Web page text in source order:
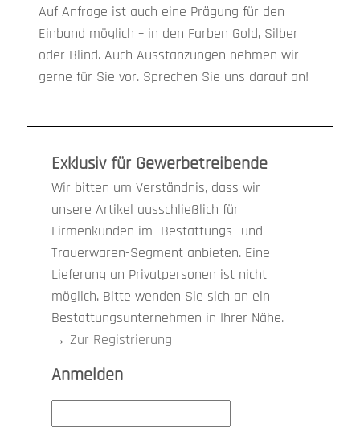
Auf Anfrage ist auch eine Prägung für den
Einband möglich – in den Farben Gold, Silber
oder Blind. Auch Ausstanzungen nehmen wir
gerne für Sie vor. Sprechen Sie uns darauf an!
Exklusiv für Gewerbetreibende
Wir bitten um Verständnis, dass wir
unsere Artikel ausschließlich für
Firmenkunden im Bestattungs- und
Trauerwaren-Segment anbieten. Eine
Lieferung an Privatpersonen ist nicht
möglich. Bitte wenden Sie sich an ein
Bestattungsunternehmen in Ihrer Nähe.
→ Zur Registrierung
Anmelden